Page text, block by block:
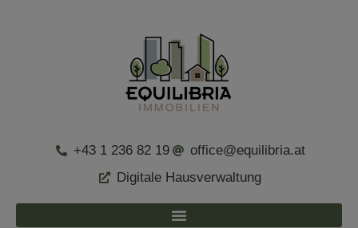
+43 1 236 82 19
office@equilibria.at
Digitale Hausverwaltung